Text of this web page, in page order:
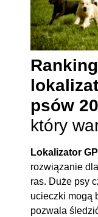
psów
który
Lokalizator
rozwiązanie
ras. Duże psy
ucieczki mogą
pozwala